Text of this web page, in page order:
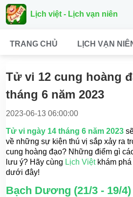
Lịch việt - Lịch vạn niên
TRANG CHỦ LỊCH VẠN
Tử vi 12 cung hoàng
tháng 6 năm 2023
2023-06-13 06:00:00
Tử vi ngày 14 tháng 6 năm 2023
về những sự kiện thú vị sắp xảy ra
cung hoàng đạo? Những điểm gì
lưu ý? Hãy cùng Lịch Việtkhám phá
dưới đây!
Bạch Dương (21/3 - 19/4)